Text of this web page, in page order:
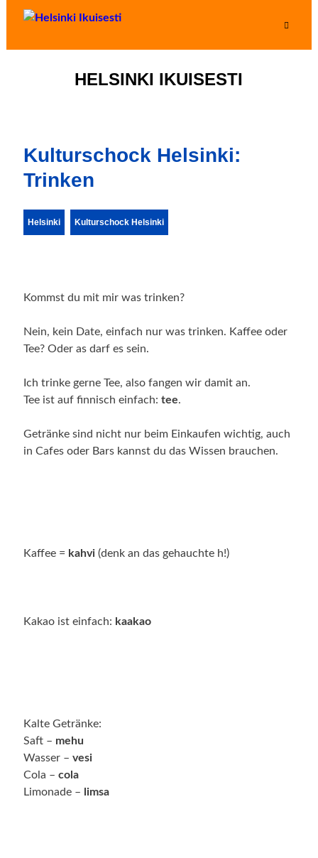
HELSINKI IKUISESTI
Kulturschock Helsinki:
Trinken
Helsinki Kulturschock Helsinki
Kommst du mit mir was trinken?
Nein, kein Date, einfach nur was trinken. Kaffee oder
Tee? Oder as darf es sein.
Ich trinke gerne Tee, also fangen wir damit an.
Tee ist auf finnisch einfach: tee.
Getränke sind nicht nur beim Einkaufen wichtig, auch
in Cafes oder Bars kannst du das Wissen brauchen.
Kaffee = kahvi(denk an das gehauchte h!)
Kakao ist einfach: kaakao
Kalte Getränke:
Saft – mehu
Wasser – vesi
Cola – cola
Limonade –
limsa